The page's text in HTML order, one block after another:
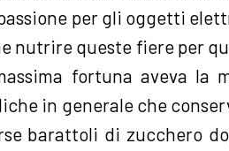
per gli oggetti
nutrire queste fiere per
fortuna aveva la
in generale che
barattoli di zucchero